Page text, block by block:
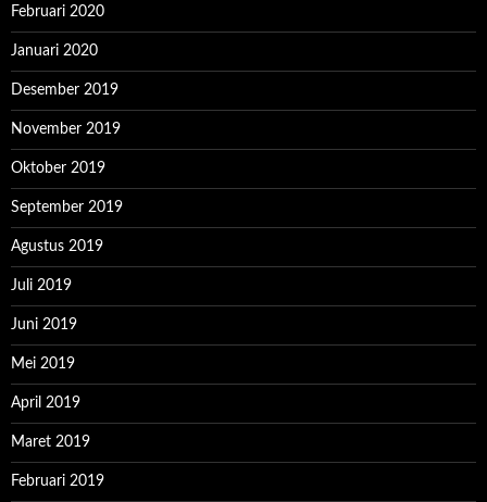
Februari 2020
Januari 2020
Desember 2019
November 2019
Oktober 2019
September 2019
Agustus 2019
Juli 2019
Juni 2019
Mei 2019
April 2019
Maret 2019
Februari 2019